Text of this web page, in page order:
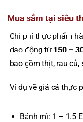
Mua sắm tại siêu
Chi phí thực phẩm
dao động từ 150 –
bao gồm thịt, rau củ,
Ví dụ về giá cả thực
Bánh mì: 1 – 1.5